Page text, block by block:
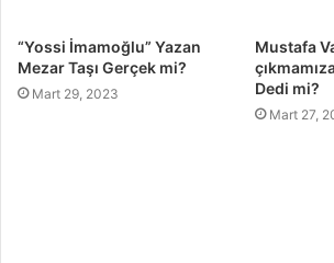
“Yossi İmamoğlu” Yazan
Mezar Taşı Gerçek mi?
Mart 29, 2023
Mustafa
Dedi mi?
Mart 27,